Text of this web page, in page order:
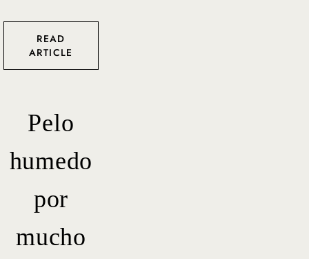
READ
ARTICLE
Pelo
humedo
por
mucho